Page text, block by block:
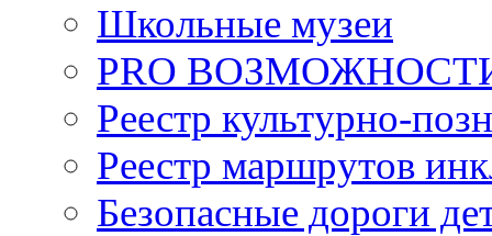
Школьные музеи
PRO
Реестр культурно-
Реестр маршрутов
Безопасные дороги